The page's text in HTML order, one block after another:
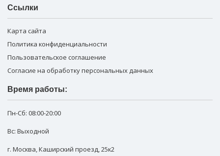
Ссылки
Карта сайта
Политика конфиденциальности
Пользовательское соглашение
Согласие на обработку персональных данных
Время работы:
Пн-Сб: 08:00-20:00
Вс: Выходной
г. Москва Каширский проезд, 25к2